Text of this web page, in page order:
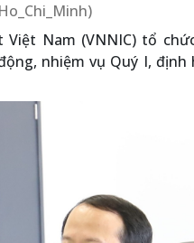
Nam (VNNIC) tổ
nhiệm vụ Quý I,